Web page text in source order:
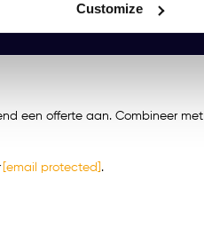
Customize
werkplek.
bureaus waar comfort,
een offerte aan. Combineer met
[email protected] .